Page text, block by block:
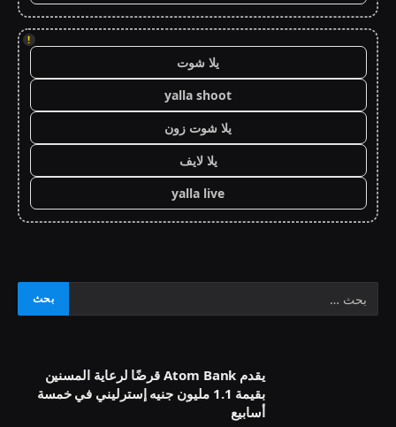
!
يلا شوت
yalla shoot
يلا شوت زون
يلا لايف
yalla live
يقدم Atom Bank قرضًا لرعاية المسنين
بقيمة 1.1 مليون جنيه إسترليني في خمسة
أسابيع